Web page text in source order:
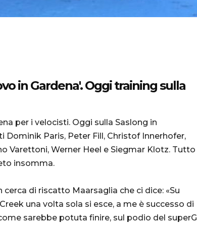
in Gardena'. Oggi training sulla
per i velocisti. Oggi sulla Saslong in
Dominik Paris, Peter Fill, Christof Innerhofer,
Varettoni, Werner Heel e Siegmar Klotz. Tutto
insomma.
cerca di riscatto Maarsaglia che ci dice: «Su
una volta sola si esce, a me è successo di
sarebbe potuta finire, sul podio del superG